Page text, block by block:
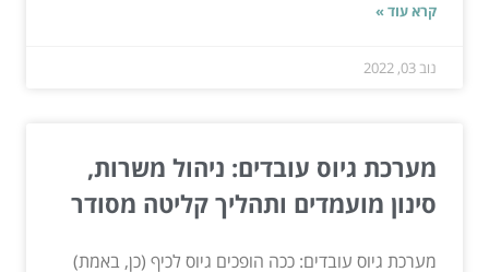
קרא עוד »
נוב 03, 2022
מערכת גיוס עובדים: ניהול משרות,
סינון מועמדים ותהליך קליטה מסודר
מערכת גיוס עובדים: ככה הופכים גיוס לכיף (כן, באמת)